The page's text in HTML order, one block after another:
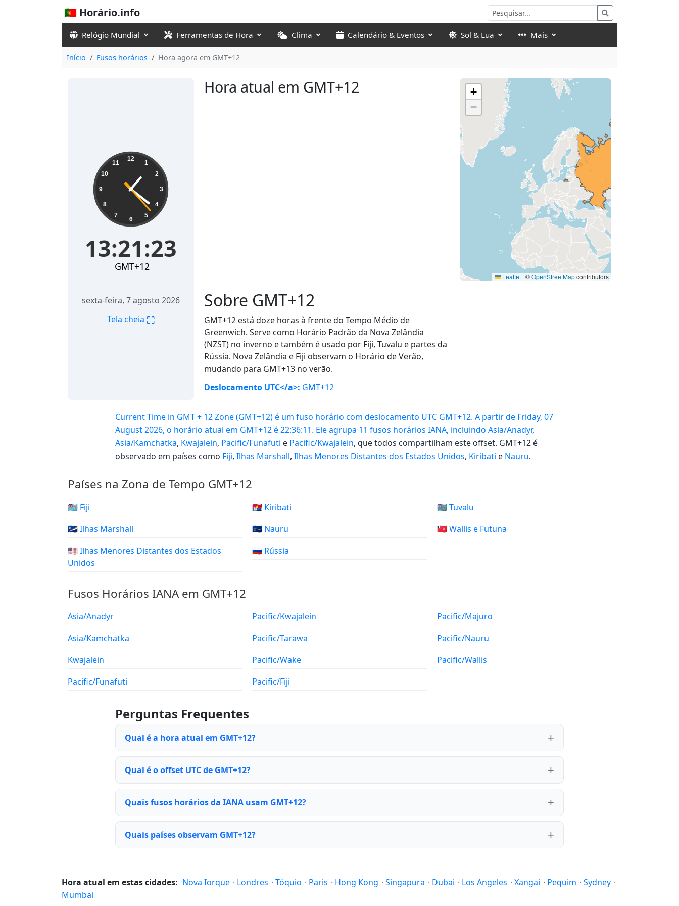
🇵🇹 Horário.info
Relógio Mundial Ferramentas de Hora Clima Calendário & Eventos Sol & Lua Mais
Início Fusos horários Hora agora em GMT+12
Hora atual em GMT+12
13:21:23 12
1
2
3
4
5
6
7
8
9
10
11
13:21:23
GMT+12
sexta-feira, 7 agosto 2026
Tela cheia ⛶
Sobre GMT+12
GMT+12 está doze horas à frente do Tempo Médio de
Greenwich. Serve como Horário Padrão da Nova Zelândia
(NZST) no inverno e também é usado por Fiji, Tuvalu e partes da
Rússia. Nova Zelândia e Fiji observam o Horário de Verão,
mudando para GMT+13 no verão.
Deslocamento UTC</a>: GMT+12
+
−
Leaflet | ©OpenStreetMapcontributors
Current Time in GMT + 12 Zone (GMT+12) é um fuso horário com deslocamento UTC GMT+12. A partir de Friday, 07
August 2026, o horário atual em GMT+12 é 22:36:11. Ele agrupa 11 fusos horários IANA, incluindo Asia/Anadyr,
Asia/Kamchatka, Kwajalein, Pacific/Funafuti e Pacific/Kwajalein, que todos compartilham este offset. GMT+12 é
observado em países como Fiji, Ilhas Marshall, Ilhas Menores Distantes dos Estados Unidos, Kiribati e Nauru.
Países na Zona de Tempo GMT+12
🇫🇯 Fiji
🇲🇭 Ilhas Marshall
🇺🇲 Ilhas Menores Distantes dos Estados
Unidos
🇰🇮 Kiribati
🇳🇷 Nauru
🇷🇺 Rússia
🇹🇻 Tuvalu
🇼🇫 Wallis e Futuna
Fusos Horários IANA em GMT+12
Asia/Anadyr
Asia/Kamchatka
Kwajalein
Pacific/Funafuti
Pacific/Kwajalein
Pacific/Tarawa
Pacific/Wake
Pacific/Fiji
Pacific/Majuro
Pacific/Nauru
Pacific/Wallis
Perguntas Frequentes
Qual é a hora atual em GMT+12?
Qual é o offset UTC de GMT+12?
Quais fusos horários da IANA usam GMT+12?
Quais países observam GMT+12?
Hora atual em estas cidades: Nova Iorque · Londres · Tóquio · Paris · Hong Kong · Singapura · Dubai · Los Angeles · Xangai · Pequim · Sydney ·
Mumbai